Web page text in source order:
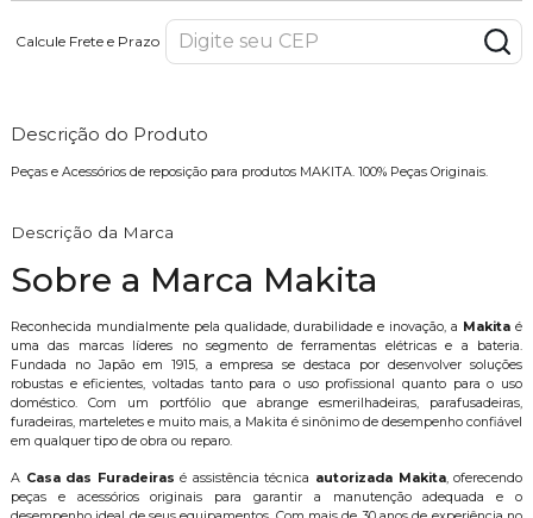
Calcule Frete e Prazo
Descrição do Produto
Peças e Acessórios de reposição para produtos MAKITA. 100% Peças Originais.
Descrição da Marca
Sobre a Marca Makita
Reconhecida mundialmente pela qualidade, durabilidade e inovação, a Makita é
uma das marcas líderes no segmento de ferramentas elétricas e a bateria.
Fundada no Japão em 1915, a empresa se destaca por desenvolver soluções
robustas e eficientes, voltadas tanto para o uso profissional quanto para o uso
doméstico. Com um portfólio que abrange esmerilhadeiras, parafusadeiras,
furadeiras, marteletes e muito mais, a Makita é sinônimo de desempenho confiável
em qualquer tipo de obra ou reparo.
A Casa das Furadeiras é assistência técnica autorizada Makita, oferecendo
peças e acessórios originais para garantir a manutenção adequada e o